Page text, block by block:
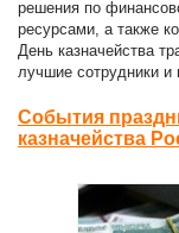
решения по
ресурсами, а также
День казначейства
лучшие сотрудники и
События
казначейства